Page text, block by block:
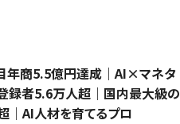
年商5.5億円達成｜AI×マネタ
録者5.6万人超｜国内最大級の
｜AI人材を育てるプロ